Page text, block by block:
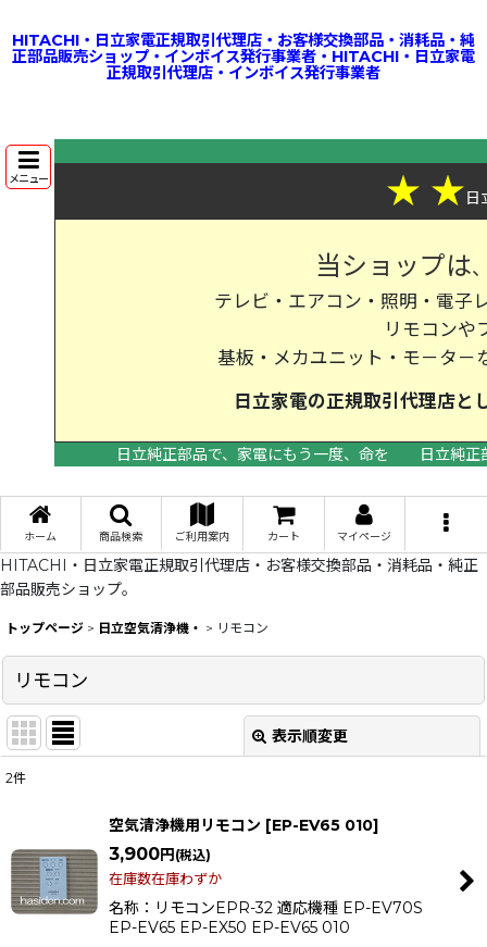
HITACHI・日立家電正規取引代理店・お客様交換部品・消耗品・純
正部品販売ショップ・インボイス発行事業者・HITACHI・日立家電
正規取引代理店・インボイス発行事業者
メニュー ★ ★日
当ショップは
テレビ・エアコン・照明・電子
リモコンや
基板・メカユニット・モ－タ－
日立家電の正規取引代理店
日立純正部品で、家電にもう一度、命を
日立純
ホーム 商品検索 ご利用案内 カート マイページ
HITACHI・日立家電正規取引代理店・お客様交換部品・消耗品・純正
部品販売ショップ。
トップページ > 日立空気清浄機・ > リモコン
リモコン
表示順変更
在庫あり
並び順:
2件
空気清浄機用リモコン [EP-EV65 010]
3,900円 (税込)
在庫数在庫わずか
名称：リモコンEPR-32 適応機種 EP-EV70S
EP-EV65 EP-EX50 EP-EV65 010